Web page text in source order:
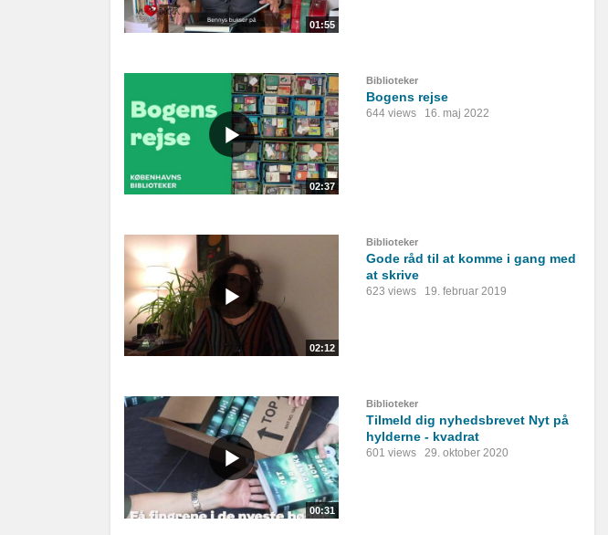
01:55
02:37
Biblioteker
Bogens rejse
644 views 16. maj 2022
02:12
Biblioteker
Gode råd til at komme i gang med
at skrive
623 views 19. februar 2019
00:31
Biblioteker
Tilmeld dig nyhedsbrevet Nyt på
hylderne - kvadrat
601 views 29. oktober 2020